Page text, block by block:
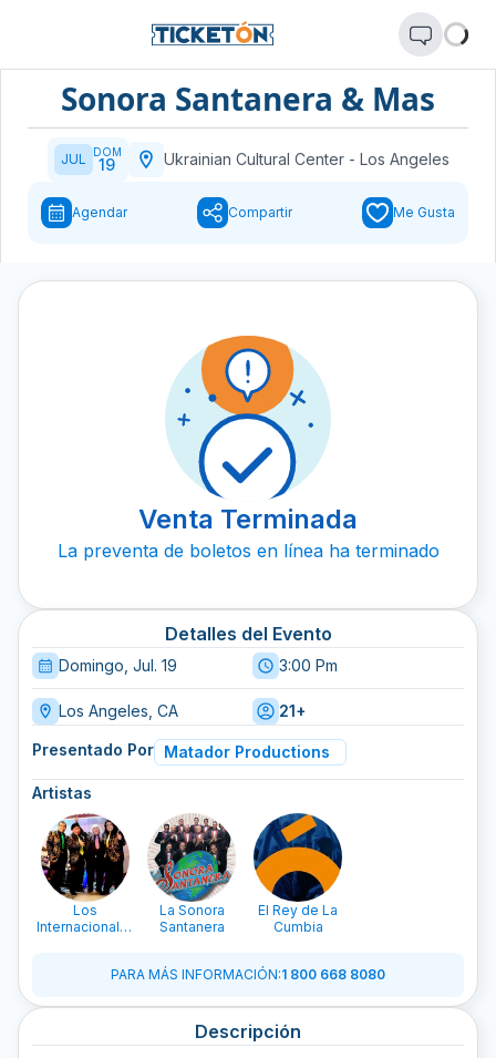
Sonora Santanera & Mas
JUL DOM
19 Ukrainian Cultural Center- Los Angeles
Agendar Compartir Me Gusta
Venta Terminada
La preventa de boletos en línea ha terminado
Detalles del Evento
Domingo, Jul. 19 3:00 Pm
Los Angeles, CA 21+
Presentado Por Matador Productions
Artistas
Los
Internacionales
La Sonora
Santanera
El Rey de La
Cumbia
PARA MÁS INFORMACIÓN:1 800 668 8080
Descripción